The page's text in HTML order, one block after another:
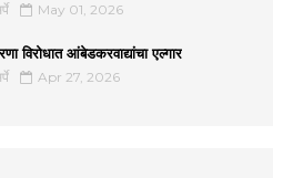
May 01, 2026
विरोधात आंबेडकरवाद्यांचा एल्गार
Apr 27, 2026